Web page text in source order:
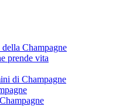
Champagne
prende vita
di Champagne